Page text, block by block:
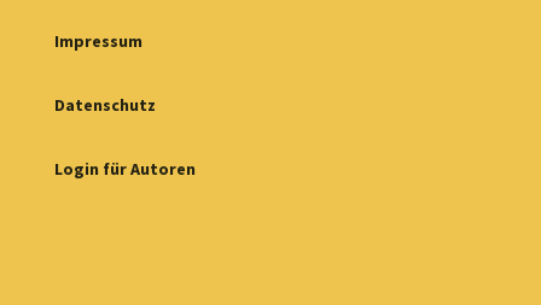
Impressum
Datenschutz
Login für Autoren